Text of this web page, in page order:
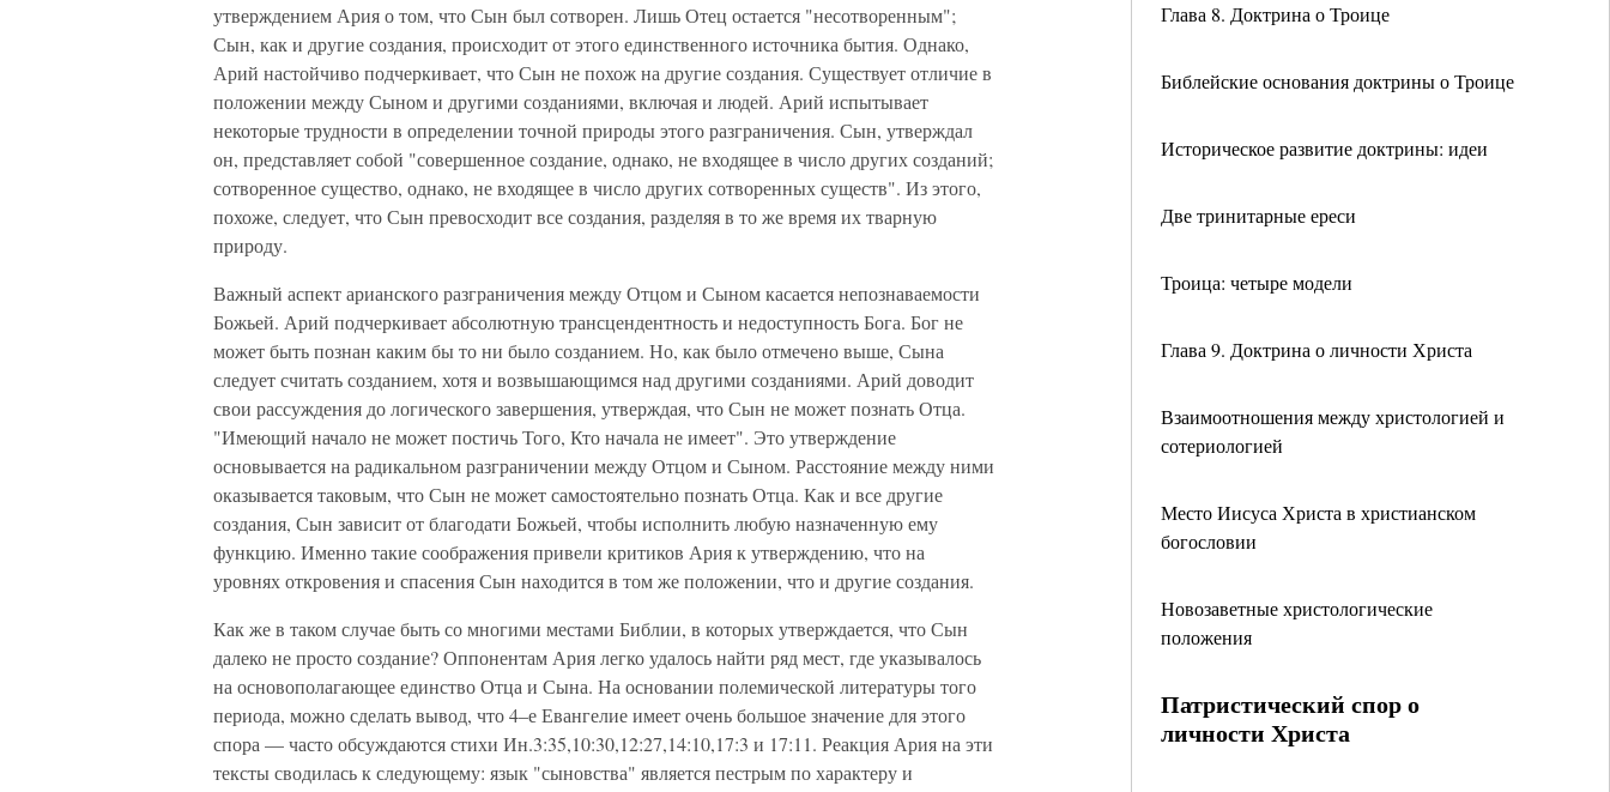
Глава 8. Доктрина о Троице
Библейские основания доктрины о Троице
Историческое развитие доктрины: идеи
Две тринитарные ереси
Троица: четыре модели
Глава 9. Доктрина о личности Христа
Взаимоотношения между христологией и
сотериологией
Место Иисуса Христа в христианском
богословии
Новозаветные христологические
положения
Патристический спор о
личности Христа
утверждением Ария о том, что Сын был сотворен. Лишь Отец остается "несотворенным";
Сын, как и другие создания, происходит от этого единственного источника бытия. Однако,
Арий настойчиво подчеркивает, что Сын не похож на другие создания. Существует отличие в
положении между Сыном и другими созданиями, включая и людей. Арий испытывает
некоторые трудности в определении точной природы этого разграничения. Сын, утверждал
он, представляет собой "совершенное создание, однако, не входящее в число других созданий;
сотворенное существо, однако, не входящее в число других сотворенных существ". Из этого,
похоже, следует, что Сын превосходит все создания, разделяя в то же время их тварную
природу.
Важный аспект арианского разграничения между Отцом и Сыном касается непознаваемости
Божьей. Арий подчеркивает абсолютную трансцендентность и недоступность Бога. Бог не
может быть познан каким бы то ни было созданием. Но, как было отмечено выше, Сына
следует считать созданием, хотя и возвышающимся над другими созданиями. Арий доводит
свои рассуждения до логического завершения, утверждая, что Сын не может познать Отца.
"Имеющий начало не может постичь Того, Кто начала не имеет". Это утверждение
основывается на радикальном разграничении между Отцом и Сыном. Расстояние между ними
оказывается таковым, что Сын не может самостоятельно познать Отца. Как и все другие
создания, Сын зависит от благодати Божьей, чтобы исполнить любую назначенную ему
функцию. Именно такие соображения привели критиков Ария к утверждению, что на
уровнях откровения и спасения Сын находится в том же положении, что и другие создания.
Как же в таком случае быть со многими местами Библии, в которых утверждается, что Сын
далеко не просто создание? Оппонентам Ария легко удалось найти ряд мест, где указывалось
на основополагающее единство Отца и Сына. На основании полемической литературы того
периода, можно сделать вывод, что 4–е Евангелие имеет очень большое значение для этого
спора — часто обсуждаются стихи Ин.3:35,10:30,12:27,14:10,17:3 и 17:11. Реакция Ария на эти
тексты сводилась к следующему: язык "сыновства" является пестрым по характеру и